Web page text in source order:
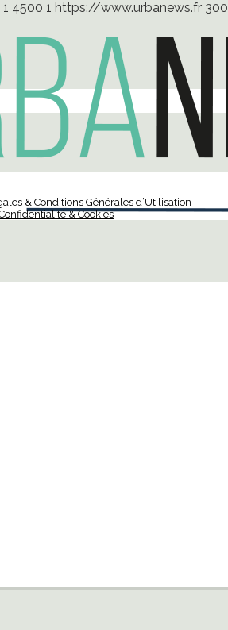
1 4500 1 https://www.urbanews.fr 300
& Conditions Générales d’Utilisation
& Cookies